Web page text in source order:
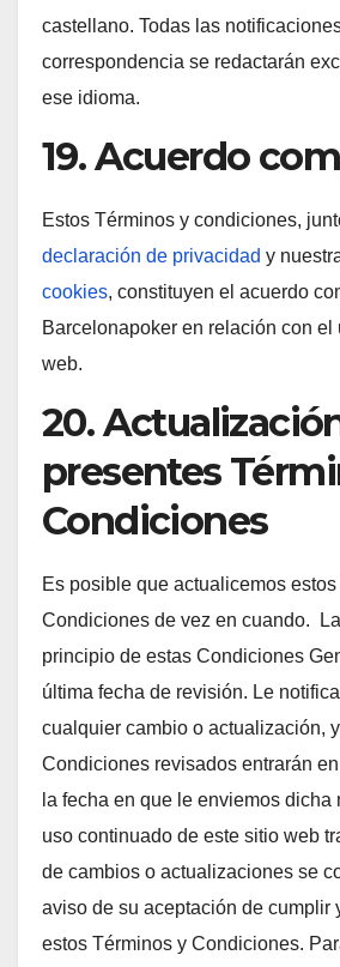
castellano. Todas las
correspondencia se redactarán
ese idioma.
19. Acuerdo
Estos Términos y condiciones,
declaración de privacidad y
cookies, constituyen el acuerdo
Barcelonapoker en relación con el
web.
20.
presentes
Condiciones
Es posible que actualicemos
Condiciones de vez en cuando.
principio de estas Condiciones
última fecha de revisión. Le
cualquier cambio o actualización,
Condiciones revisados entrarán
la fecha en que le enviemos dicha
uso continuado de este sitio web
de cambios o actualizaciones se
aviso de su aceptación de cumplir
estos Términos y Condiciones.